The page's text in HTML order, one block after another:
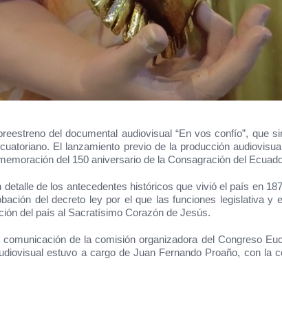
del documental audiovisual “En vos confío”, que
El lanzamiento previo de la producción
del 150 aniversario de la Consagración del
de los antecedentes históricos que vivió el país en
del decreto ley por el que las funciones legislativa y
del país al Sacratísimo Corazón de Jesús.
de la comisión organizadora del Congreso
estuvo a cargo de Juan Fernando Proaño, con la